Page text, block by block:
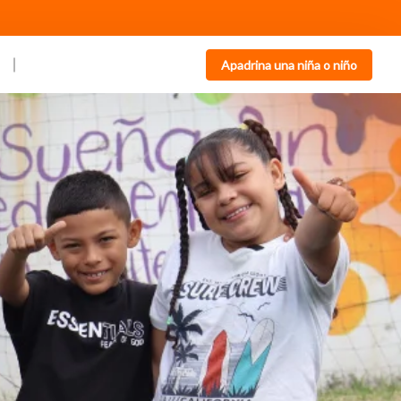
Apadrina una niña o niño